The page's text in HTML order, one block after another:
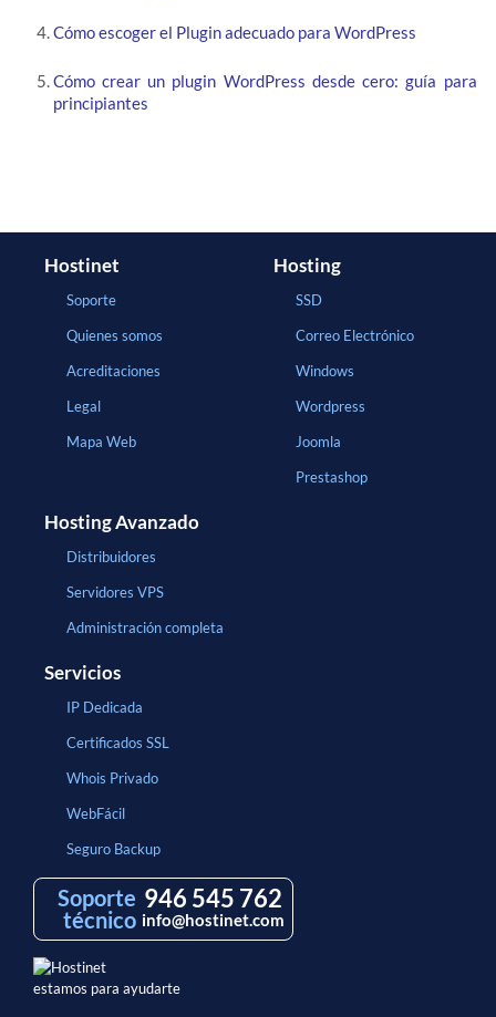
Cómo escoger el Plugin adecuado para WordPress
Cómo crear un plugin WordPress desde cero: guía para
principiantes
Hostinet
Soporte
Quienes somos
Acreditaciones
Legal
Mapa Web
Hosting
SSD
Correo Electrónico
Windows
Wordpress
Joomla
Prestashop
Hosting Avanzado
Distribuidores
Servidores VPS
Administración completa
Servicios
IP Dedicada
Certificados SSL
Whois Privado
WebFácil
Seguro Backup
Soporte
técnico
946 545 762
info@hostinet.com
estamos para ayudarte